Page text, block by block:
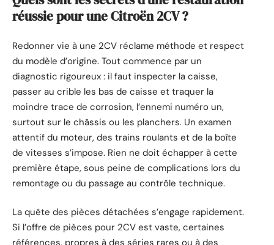
réussie pour une Citroën 2CV ?
Redonner vie à une 2CV réclame méthode et respect
du modèle d’origine. Tout commence par un
diagnostic rigoureux : il faut inspecter la caisse,
passer au crible les bas de caisse et traquer la
moindre trace de corrosion, l’ennemi numéro un,
surtout sur le châssis ou les planchers. Un examen
attentif du moteur, des trains roulants et de la boîte
de vitesses s’impose. Rien ne doit échapper à cette
première étape, sous peine de complications lors du
remontage ou du passage au contrôle technique.
La quête des pièces détachées s’engage rapidement.
Si l’offre de pièces pour 2CV est vaste, certaines